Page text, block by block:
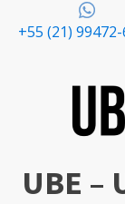
+55 (21)
UBE –